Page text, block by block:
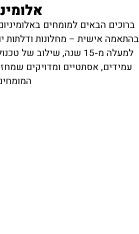
ברוכים הבאים למומחים
בהתאמה אישית – מחלונות ודלתות
למעלה מ-15 שנה,
עמידים, אסתטיים ומדויקים